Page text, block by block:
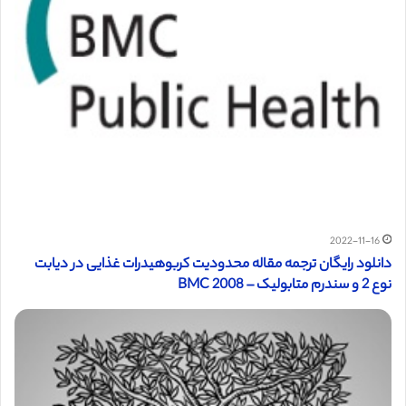
2022-11-16
دانلود رایگان ترجمه مقاله محدودیت کربوهیدرات غذایی در دیابت
نوع 2 و سندرم متابولیک – BMC 2008